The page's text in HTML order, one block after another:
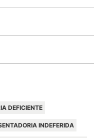
DEFICIENTE
INDEFERIDA